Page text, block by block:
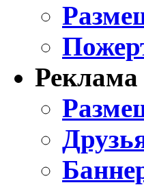
Реклама